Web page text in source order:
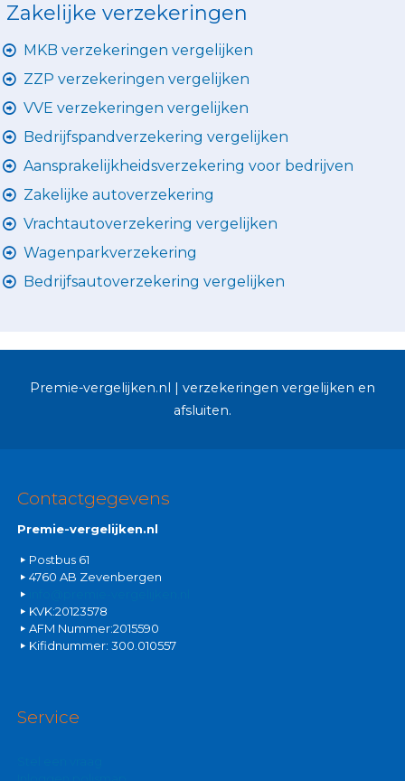
Zakelijke verzekeringen
MKB verzekeringen vergelijken
ZZP verzekeringen vergelijken
VVE verzekeringen vergelijken
Bedrijfspandverzekering vergelijken
Aansprakelijkheidsverzekering voor bedrijven
Zakelijke autoverzekering
Vrachtautoverzekering vergelijken
Wagenparkverzekering
Bedrijfsautoverzekering vergelijken
Premie-vergelijken.nl | verzekeringen vergelijken en
afsluiten.
Contactgegevens
Premie-vergelijken.nl
Postbus 61
4760 AB Zevenbergen
KVK:20123578
AFM Nummer:2015590
Kifidnummer: 300.010557
Service